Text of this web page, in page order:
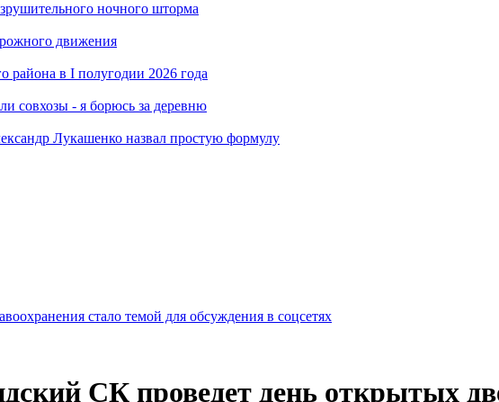
ночного шторма
движения
района в I полугодии 2026 года
совхозы - я борюсь за деревню
Лукашенко назвал простую формулу
стало темой для обсуждения в соцсетях
СК проведет день открытых